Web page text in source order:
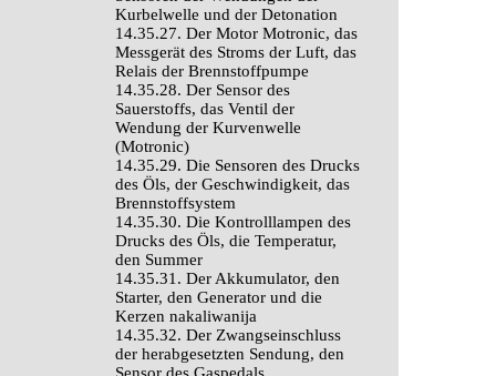
Kurbelwelle und der Detonation
14.35.27. Der Motor Motronic, das
Messgerät des Stroms der Luft, das
Relais der Brennstoffpumpe
14.35.28. Der Sensor des
Sauerstoffs, das Ventil der
Wendung der Kurvenwelle
(Motronic)
14.35.29. Die Sensoren des Drucks
des Öls, der Geschwindigkeit, das
Brennstoffsystem
14.35.30. Die Kontrolllampen des
Drucks des Öls, die Temperatur,
den Summer
14.35.31. Der Akkumulator, den
Starter, den Generator und die
Kerzen nakaliwanija
14.35.32. Der Zwangseinschluss
der herabgesetzten Sendung, den